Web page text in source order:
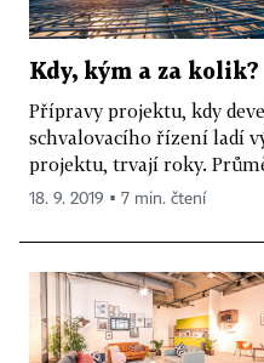
Kdy, kým a za kolik?
Přípravy projektu, kdy
schvalovacího řízení ladí
projektu, trvají roky.
18. 9. 2019 ▪ 7 min. čtení